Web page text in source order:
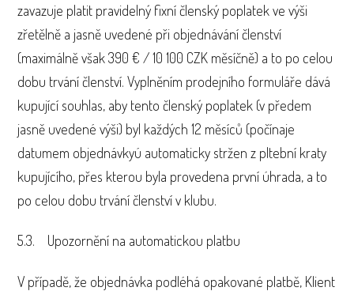
zavazuje platit pravidelný fixní členský poplatek ve výši
zřetělně a jasně uvedené při objednávání členství
(maximálně však 390 € / 10 100 CZK měsíčně) a to po celou
dobu trvání členství. Vyplněním prodejního formuláře dává
kupující souhlas, aby tento členský poplatek (v předem
jasně uvedené výši) byl každých 12 měsíců (počínaje
datumem objednávkyú automaticky stržen z pltební kraty
kupujícího, přes kterou byla provedena první úhrada, a to
po celou dobu trvání členství v klubu.
5.3. Upozornění na automatickou platbu
V případě, že objednávka podléhá opakované platbě, Klient